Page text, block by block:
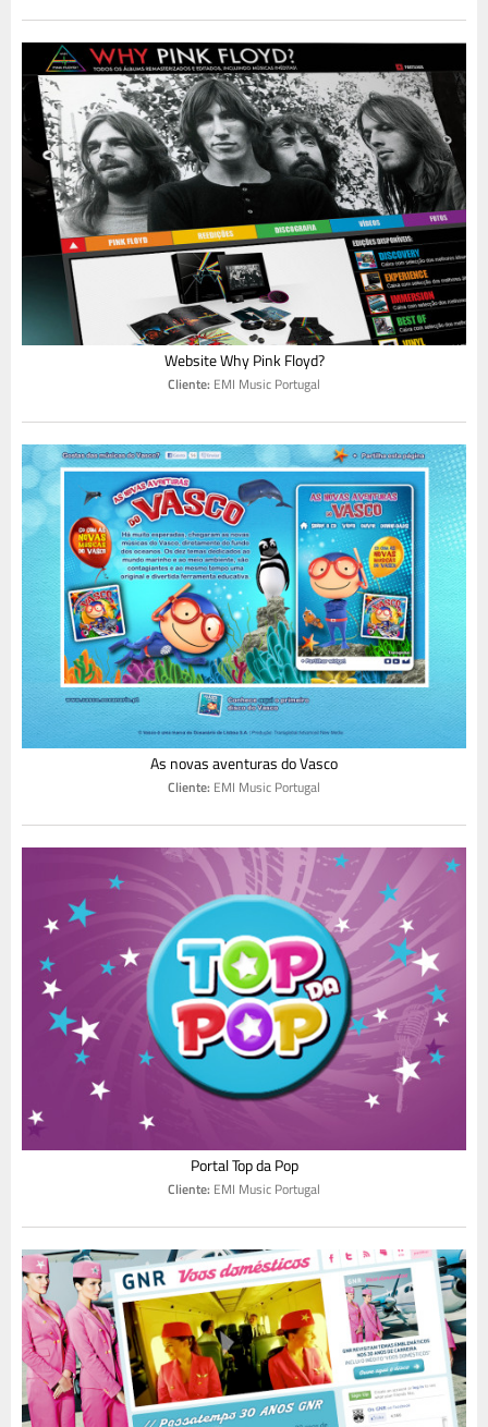
Website Why Pink Floyd?
Cliente: EMI Music Portugal
As novas aventuras do Vasco
Cliente: EMI Music Portugal
Portal Top da Pop
Cliente: EMI Music Portugal